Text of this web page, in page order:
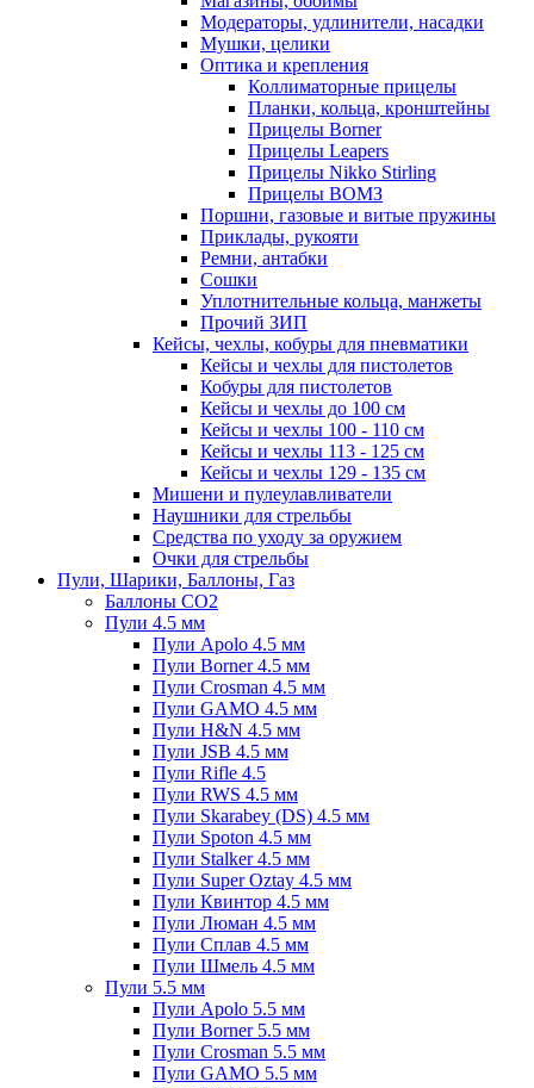
Модераторы, удлинители, насадки
Мушки, целики
Оптика и крепления
Коллиматорные прицелы
Планки, кольца, кронштейны
Прицелы Borner
Прицелы Leapers
Прицелы Nikko Stirling
Прицелы ВОМЗ
Поршни, газовые и витые пружины
Приклады, рукояти
Ремни, антабки
Сошки
Уплотнительные кольца, манжеты
Прочий ЗИП
Кейсы, чехлы, кобуры для пневматики
Кейсы и чехлы для пистолетов
Кобуры для пистолетов
Кейсы и чехлы до 100 см
Кейсы и чехлы 100 - 110 см
Кейсы и чехлы 113 - 125 см
Кейсы и чехлы 129 - 135 см
Мишени и пулеулавливатели
Наушники для стрельбы
Средства по уходу за оружием
Очки для стрельбы
Пули, Шарики, Баллоны, Газ
Баллоны CO2
Пули 4.5 мм
Пули Apolo 4.5 мм
Пули Borner 4.5 мм
Пули Crosman 4.5 мм
Пули GAMO 4.5 мм
Пули H&N 4.5 мм
Пули JSB 4.5 мм
Пули Rifle 4.5
Пули RWS 4.5 мм
Пули Skarabey (DS) 4.5 мм
Пули Spoton 4.5 мм
Пули Stalker 4.5 мм
Пули Super Oztay 4.5 мм
Пули Квинтор 4.5 мм
Пули Люман 4.5 мм
Пули Сплав 4.5 мм
Пули Шмель 4.5 мм
Пули 5.5 мм
Пули Apolo 5.5 мм
Пули Borner 5.5 мм
Пули Crosman 5.5 мм
Пули GAMO 5.5 мм